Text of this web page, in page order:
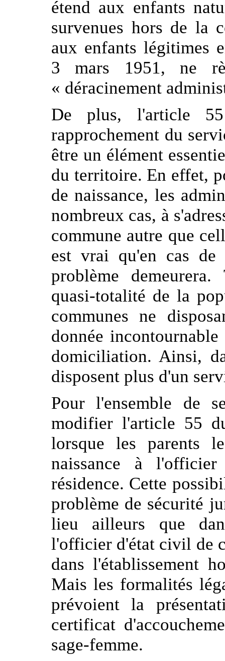
étend aux enfants
survenues hors de la
aux enfants légitimes
3 mars 1951, ne
« déracinement
De plus, l'article
rapprochement du
être un élément
du territoire. En effet,
de naissance, les
nombreux cas, à
commune autre que
est vrai qu'en cas de
problème
quasi-totalité de la
communes ne
donnée
domiciliation. Ainsi,
disposent plus d'un
Pour l'ensemble de
modifier l'article 55
lorsque les parents
naissance à
résidence. Cette
problème de sécurité
lieu ailleurs que
l'officier d'état civil de
dans l'établissement
Mais les formalités
prévoient la
certificat
sage-femme.